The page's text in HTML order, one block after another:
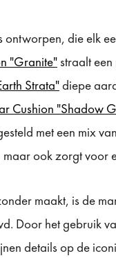
die elk
"Granite" straalt
Strata"diepe
Cushion "Shadow
met een mix
ook zorgt voor
maakt, is de
Door het gebruik
details op de